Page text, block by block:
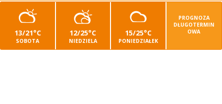
13/21°C
SOBOTA
12/25°C
NIEDZIELA
15/25°C
PONIEDZIAŁEK
PROGNOZA
DŁUGOTERMIN
OWA